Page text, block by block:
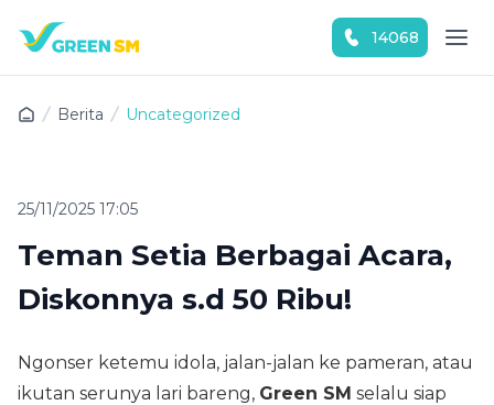
14068
Berita Uncategorized
25/11/2025 17:05
Teman Setia Berbagai Acara,
Diskonnya s.d 50 Ribu!
Ngonser ketemu idola, jalan-jalan ke pameran, atau
ikutan serunya lari bareng, Green SM selalu siap